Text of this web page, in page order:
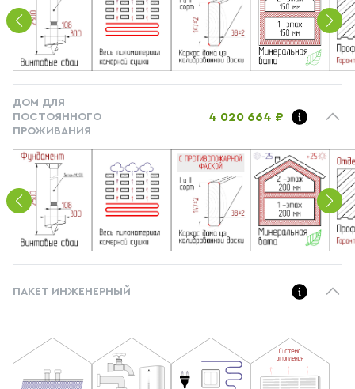
ДОМ ДЛЯ
ПОСТОЯННОГО
ПРОЖИВАНИЯ
4 020 664 ₽
ПАКЕТ ИНЖЕНЕРНЫЙ